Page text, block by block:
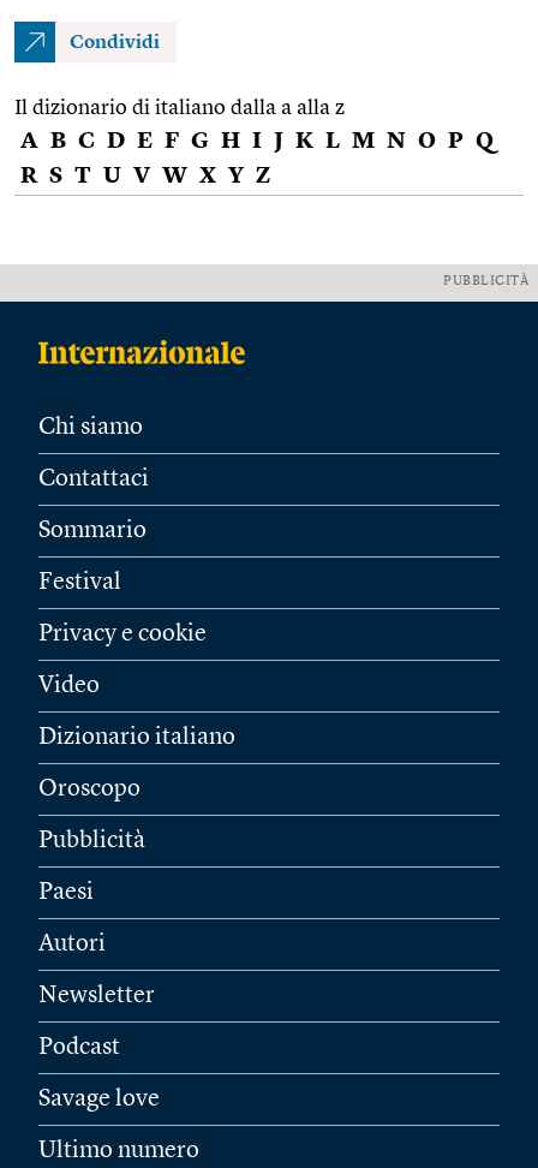
Condividi
Il dizionario di italiano dalla a alla z
A B C D E F G H I J K L M N O P Q
R S T U V W X Y Z
PUBBLICITÀ
Chi siamo
Contattaci
Sommario
Festival
Privacy e cookie
Video
Dizionario italiano
Oroscopo
Pubblicità
Paesi
Autori
Newsletter
Podcast
Savage love
Ultimo numero